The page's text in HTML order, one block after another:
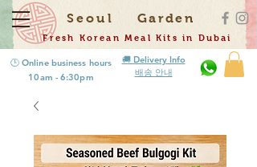
Seoul Garden
Fresh Korean Meal Kits in Dubai
🕒 Online business hours
10am - 6:30pm
🚚 Delivery Info
배송 안내